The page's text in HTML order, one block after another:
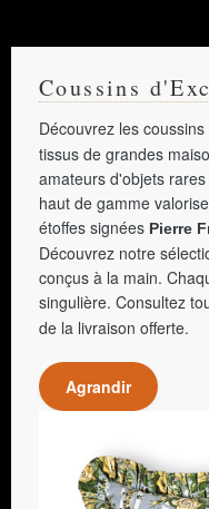
Coussins
Découvrez les
tissus de grandes
amateurs d'objets
haut de gamme
étoffes signées Pierre
Découvrez notre
conçus à la main.
singulière. Consultez
de la livraison offerte.
Agrandir